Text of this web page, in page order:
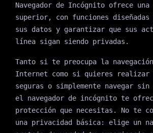
Navegador de Incógnito ofrece
superior, con funciones diseñadas
sus datos y garantizar que sus
línea sigan siendo privadas.
Tanto si te preocupa la
Internet como si quieres realizar
seguras o simplemente navegar
el navegador de incógnito te
protección que necesitas. No te
una privacidad básica: elige un